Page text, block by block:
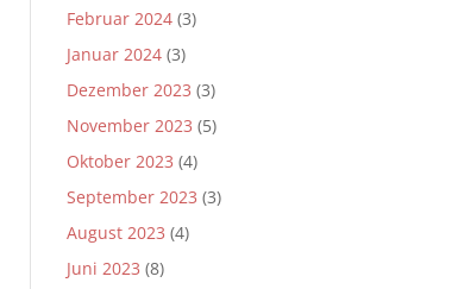
Februar 2024 (3)
Januar 2024 (3)
Dezember 2023 (3)
November 2023 (5)
Oktober 2023 (4)
September 2023 (3)
August 2023 (4)
Juni 2023 (8)